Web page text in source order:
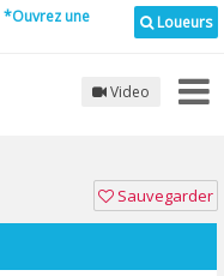
Loueurs
*Ouvrez une
Video
Sauvegarder